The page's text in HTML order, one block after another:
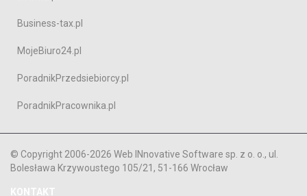
Business-tax.pl
MojeBiuro24.pl
PoradnikPrzedsiebiorcy.pl
PoradnikPracownika.pl
© Copyright 2006-2026 Web INnovative Software sp. z o. o., ul.
Bolesława Krzywoustego 105/21, 51-166 Wrocław
KONTAKT